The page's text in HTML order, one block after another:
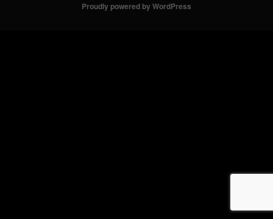
Proudly powered by WordPress